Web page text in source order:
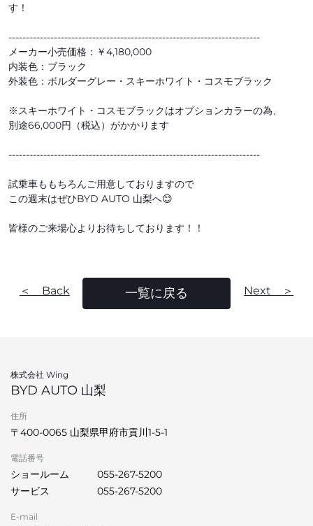
す！
------------------------------------------------------------------------
メーカー小売価格：￥4,180,000
内装色：ブラック
外装色：ボルダーグレー・スキーホワイト・コスモブラック
※スキーホワイト・コスモブラックはオプションカラーの為、
別途66,000円（税込）がかかります
------------------------------------------------------------------------
試乗車ももちろんご用意しておりますので
この週末はぜひBYD AUTO 山梨へ😊
皆様のご来場心よりお待ちしております！！
＜ Back 一覧に戻る Next ＞
株式会社 Wing
BYD AUTO 山梨
住所
〒400-0065 山梨県甲府市貢川1-5-1
電話番号
ショールーム
055-267-5200
サービス
055-267-5200
E-mail